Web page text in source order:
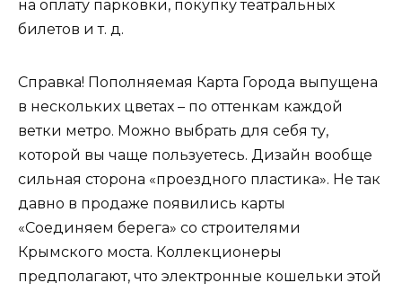
на оплату парковки, покупку театральных
билетов и т. д.
Справка! Пополняемая Карта Города выпущена
в нескольких цветах – по оттенкам каждой
ветки метро. Можно выбрать для себя ту,
которой вы чаще пользуетесь. Дизайн вообще
сильная сторона «проездного пластика». Не так
давно в продаже появились карты
«Соединяем берега» со строителями
Крымского моста. Коллекционеры
предполагают, что электронные кошельки этой